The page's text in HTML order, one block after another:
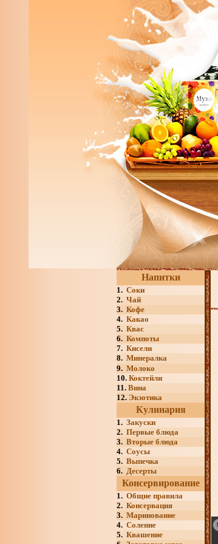
Напитки
1. Соки
2. Чай
3. Кофе
4. Какао
5. Квас
6. Компоты
7. Кисели
8. Минералка
9. Молоко
10. Коктейли
11. Вина
12. Экзотика
Кулинария
1. Закуски
2. Первые блюда
3. Вторые блюда
4. Соусы
5. Выпечка
6. Десерты
Консервирование
1. Общие правила
2. Консервация
3. Маринование
4. Соление
5. Квашение